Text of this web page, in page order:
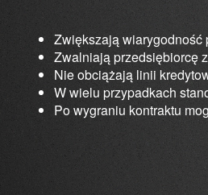
Zwiększają wiarygodność
Zwalniają przedsiębiorcę
Nie obciążają linii
W wielu przypadkach
Po wygraniu kontraktu